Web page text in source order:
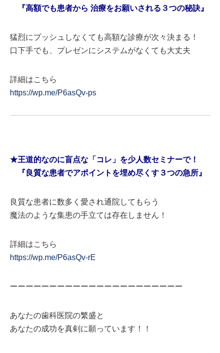
『高額でも患者から 治療をお願いされる３つの秘訣』
猛烈にプッシュしなくても高額な診療が次々決まる！
口下手でも、プレゼンにシステムがなくても大丈夫
詳細はこちら
https://wp.me/P6asQv-ps
★王道的なのに盲点な「コレ」を少人数セミナーで！
『良質な患者でアポイントを埋め尽くす３つの急所』
良質な患者に数多く愛され通院してもらう
魔法のような集患の手立ては存在しません！
詳細はこちら
https://wp.me/P6asQv-rE
ーーーーーーーーーーーーーーーーーーーーーー
あなたの歯科医院の繁盛と
あなたの成功を真剣に願っています！！